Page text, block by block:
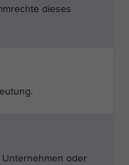
dieses
oder